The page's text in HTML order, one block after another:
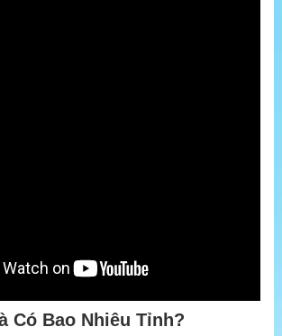
Có Bao Nhiêu Tỉnh?